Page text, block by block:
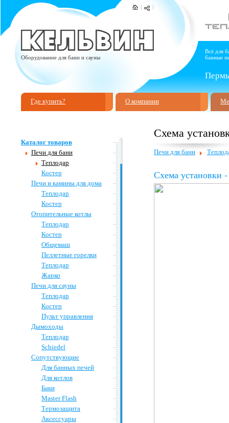
Оборудование для бани и сауны
Всё для
банные
Где купить? О компании
Каталог товаров
Печи для бани
Теплодар
Костер
Печи и камины для дома
Теплодар
Костер
Отопительные котлы
Теплодар
Костер
Общемаш
Пеллетные горелки
Теплодар
Жарко
Печи для сауны
Теплодар
Костер
Пульт управления
Дымоходы
Теплодар
Schiedel
Сопутствующие
Для банных печей
Для котлов
Баки
Master Flash
Термозащита
Аксессуары
Схема
Печи для бани
Схема установки